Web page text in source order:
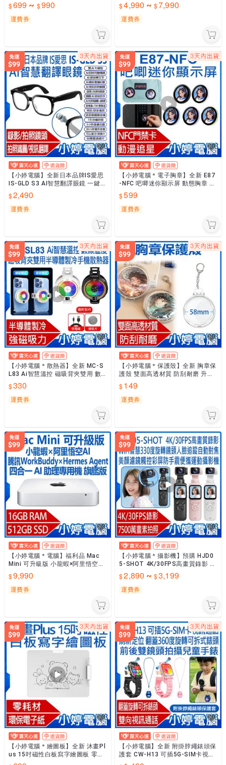
金士頓
699 ~ 990
運費券
4,990 ~ 7,990
運費券
【小婷電腦】全新日本品牌IS愛思
IS-GLD S3 AI智慧翻譯眼鏡 一鍵錄
影拍照 視訊同聲翻譯 拍照識圖 會
議總結
2,490
運費券
【小婷電腦＊電子胸章】全新 E87
-NFC 吧唧迷你顯示屏 動態胸章 動
漫追星 粉絲應援 打CALL NFC門禁
卡599
運費券
【小婷電腦＊散熱器】全新 MC-S
L83 Ai智慧溫控 磁吸背夾雙用 數
顯溫度半導體製冷手機散熱器 強磁
吸力 三檔調節降
330
運費券
【小婷電腦＊保護殼】全新 胸章保
護殼 雙面高透材質 防刮耐磨 升級
防丟扣 58mm 胸章適用 附掛勾
149
運費券
【小婷電腦＊電腦】福利品 Mac
Mini 可升級版 小龍蝦×阿里悟空AI
×Hermes AI助理 16GB/512GB
9,990
運費券
【小婷電腦＊攝影機】預購 HJD0
5-SHOT 4K/30FPS高畫質錄影 W
iFi智慧330度旋轉鏡頭人臉追蹤自
動對焦
2,890 ~ 3,199
運費券
【小婷電腦＊繪圖板】全新 沐畫Pl
us 15吋磁性白板寫字繪圖板 零耗
材 環保電子紙 鉛筆觸感 書寫順暢
【小婷電腦】全新 附掛脖繩錶頭保
護套 CW-H13 可插5G-SIM卡視訊
通話刷新定位翻蓋360度旋轉可拆